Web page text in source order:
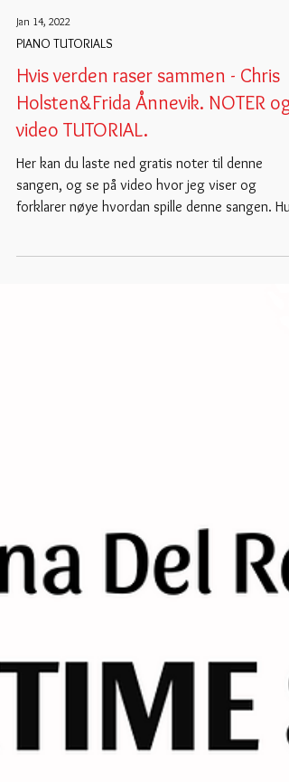
Jan 14, 2022
PIANO TUTORIALS
Hvis verden raser sammen - Chris
Holsten&Frida Ånnevik. NOTER og
video TUTORIAL.
Her kan du laste ned gratis noter til denne
forklarer nøye hvordan spille denne sangen.